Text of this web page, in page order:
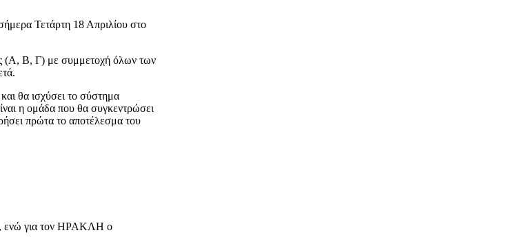
Τετάρτη 18 Απριλίου στο
(Α, Β, Γ) με συμμετοχή όλων των
θα ισχύσει το σύστημα
η ομάδα που θα συγκεντρώσει
πρώτα το αποτέλεσμα του
ενώ για τον ΗΡΑΚΛΗ ο